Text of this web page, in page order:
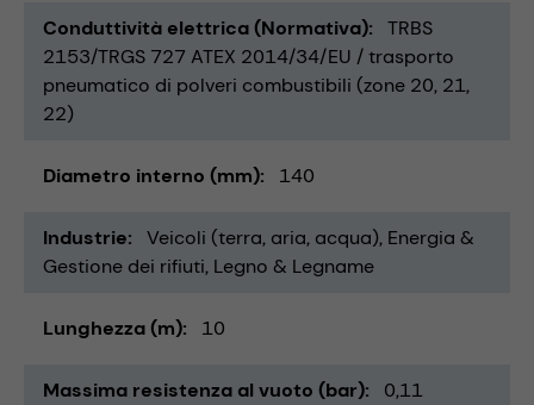
Conduttività elettrica (Normativa)
TRBS
2153/TRGS 727 ATEX 2014/34/EU / trasporto
pneumatico di polveri combustibili (zone 20, 21,
22)
Diametro interno (mm) 140
Industrie Veicoli (terra, aria, acqua) Energia &
Gestione dei rifiuti Legno & Legname
Lunghezza (m) 10
Massima resistenza al vuoto (bar) 0,11